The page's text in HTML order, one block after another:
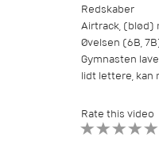
Redskaber
Airtrack, (blød)
Øvelsen (6B,
Gymnasten
lidt lettere, kan
Rate this video